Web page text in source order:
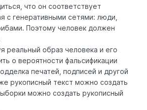
что он соответствует
с генеративными сетями: люди,
Поэтому человек должен
реальный образ человека и его
о вероятности фальсификации
печатей, подписей и другой
рукописный текст можно создать
можно создать рукописный